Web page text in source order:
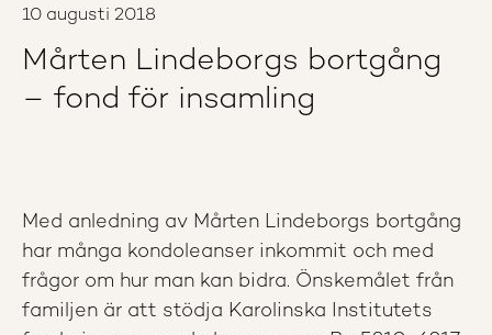
10 augusti 2018
Mårten Lindeborgs bortgång
– fond för insamling
Med anledning av Mårten Lindeborgs bortgång
har många kondoleanser inkommit och med
frågor om hur man kan bidra. Önskemålet från
familjen är att stödja Karolinska Institutets